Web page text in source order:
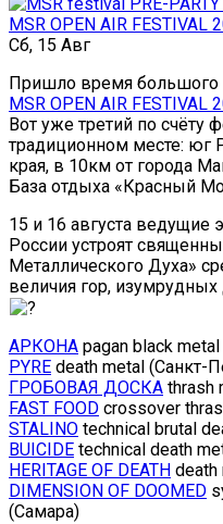
MSR OPEN AIR FESTIVAL
Сб, 15 Авг
Пришло время большого
MSR OPEN AIR FESTIVAL
Вот уже третий по счёту
традиционном месте: юг
края, в 10км от города
База отдыха «Красный
15 и 16 августа
России устроят
Металлического Духа»
величия гор,
АРКОНА pagan black
PYRE death metal (Санкт-
ГРОБОВАЯ ДОСКА thrash
FAST FOOD crossover
STALINO technical brutal
BUICIDE technical death
HERITAGE OF DEATH death
DIMENSION OF DOOMED
(Самара)